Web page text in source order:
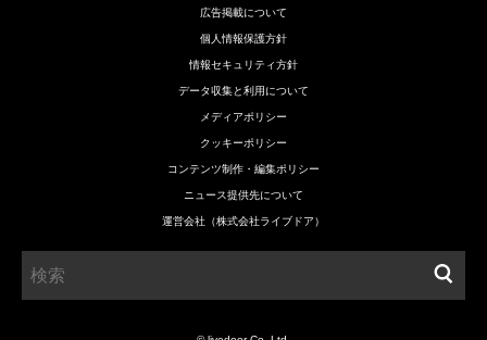
広告掲載について
個人情報保護方針
情報セキュリティ方針
データ収集と利用について
メディアポリシー
クッキーポリシー
コンテンツ制作・編集ポリシー
ニュース提供先について
運営会社（株式会社ライブドア）